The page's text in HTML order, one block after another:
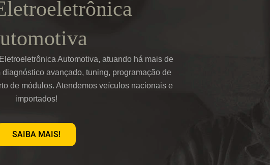
Automotiva, atuando há mais de
avançado, tuning, programação de
de módulos. Atendemos veículos nacionais e
importados!
SAIBA MAIS!